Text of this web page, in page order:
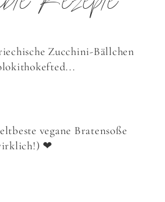
Zucchini-Bällchen
vegane Bratensoße
❤